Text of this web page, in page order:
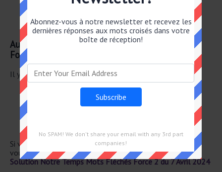
Bonne marraine
Bonne femme
Autre 7 Avril 2024 Notre Temps Mots Fléchés
Force 2
Il y a un total de 29 mots croisés pour le 7 Avril 2024.
LANIÈRE FIXÉE AU HARNAIS
Si vous avez déjà résolu cet indice de mots croisés et que
vous recherchez le message principal, rendez-vous sur
Solution Notre Temps Mots Fléchés Force 2 du 7 Avril 2024
Abonnez-vous à notre newsletter et recevez les
dernières réponses aux mots croisés dans votre
boîte de réception!
No SPAM! We don't share your email with any 3rd part
companies!